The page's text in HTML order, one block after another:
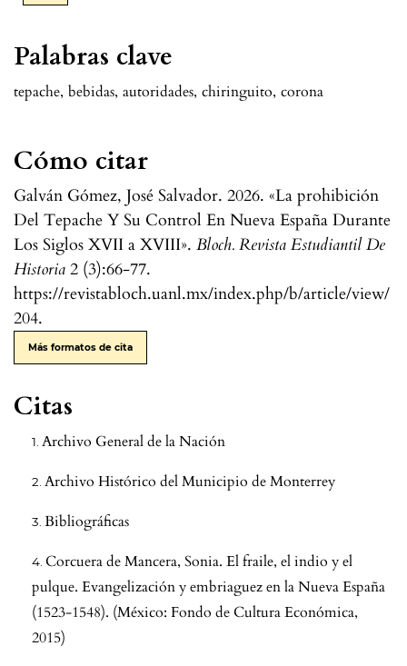
Palabras clave
tepache, bebidas, autoridades, chiringuito, corona
Cómo citar
Galván Gómez, José Salvador. 2026. «La prohibición
Del Tepache Y Su Control En Nueva España Durante
Los Siglos XVII a XVIII». Bloch. Revista Estudiantil De
Historia 2 (3):66-77.
https://revistabloch.uanl.mx/index.php/b/article/view/
204.
Más formatos de cita
Citas
Archivo General de la Nación
Archivo Histórico del Municipio de Monterrey
Bibliográficas
Corcuera de Mancera, Sonia. El fraile, el indio y el
pulque. Evangelización y embriaguez en la Nueva España
(1523-1548). (México: Fondo de Cultura Económica,
2015)